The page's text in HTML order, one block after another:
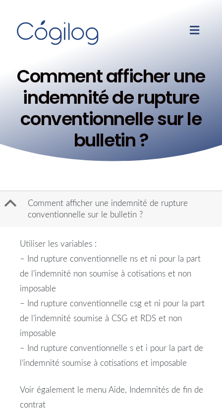
Comment afficher une
indemnité de rupture
conventionnelle sur le
bulletin ?
B
Comment afficher une indemnité de rupture
conventionnelle sur le bulletin ?
Utiliser les variables :
– Ind rupture conventionnelle ns et ni pour la part
de l’indemnité non soumise à cotisations et non
imposable
– Ind rupture conventionnelle csg et ni pour la part
de l’indemnité soumise à CSG et RDS et non
imposable
– Ind rupture conventionnelle s et i pour la part de
l’indemnité soumise à cotisations et imposable
Voir également le menu Aide, Indemnités de fin de
contrat